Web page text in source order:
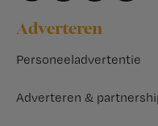
Adverteren
Personeeladvertentie
Adverteren &